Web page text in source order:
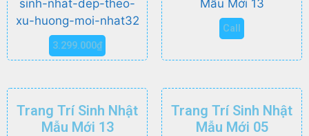
3.299.000₫
Call
Trang Trí Sinh Nhật
Mẫu Mới 13
Trang Trí Sinh Nhật
Mẫu Mới 05